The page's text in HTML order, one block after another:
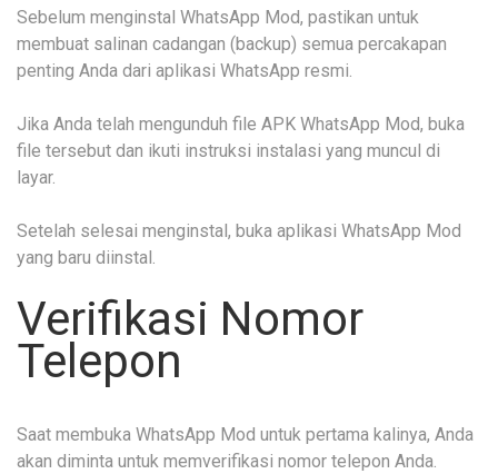
Sebelum menginstal WhatsApp Mod, pastikan untuk
membuat salinan cadangan (backup) semua percakapan
penting Anda dari aplikasi WhatsApp resmi.
Jika Anda telah mengunduh file APK WhatsApp Mod, buka
file tersebut dan ikuti instruksi instalasi yang muncul di
layar.
Setelah selesai menginstal, buka aplikasi WhatsApp Mod
yang baru diinstal.
Verifikasi Nomor
Telepon
Saat membuka WhatsApp Mod untuk pertama kalinya, Anda
akan diminta untuk memverifikasi nomor telepon Anda.